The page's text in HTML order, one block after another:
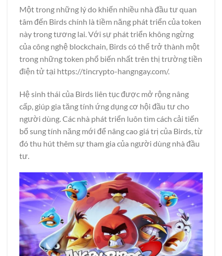
Một trong những lý do khiến nhiều nhà đầu tư quan
tâm đến Birds chính là tiềm năng phát triển của token
này trong tương lai. Với sự phát triển không ngừng
của công nghệ blockchain, Birds có thể trở thành một
trong những token phổ biến nhất trên thị trường tiền
điện tử tại https://tincrypto-hangngay.com/.
Hệ sinh thái của Birds liên tục được mở rộng nâng
cấp, giúp gia tăng tính ứng dụng cơ hội đầu tư cho
người dùng. Các nhà phát triển luôn tìm cách cải tiến
bổ sung tính năng mới để nâng cao giá trị của Birds, từ
đó thu hút thêm sự tham gia của người dùng nhà đầu
tư.